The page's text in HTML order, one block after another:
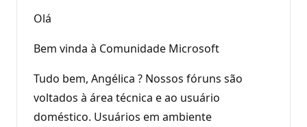
e
r
p
u
t
Olá
Bem vinda à Comunidade Microsoft
Tudo bem, Angélica ? Nossos fóruns são
voltados à área técnica e ao usuário
doméstico. Usuários em ambiente